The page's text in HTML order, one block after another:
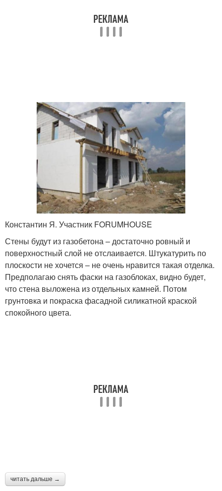
Константин Я. Участник FORUMHOUSE
Стены будут из газобетона – достаточно ровный и
поверхностный слой не отслаивается. Штукатурить по
плоскости не хочется – не очень нравится такая отделка.
Предполагаю снять фаски на газоблоках, видно будет,
что стена выложена из отдельных камней. Потом
грунтовка и покраска фасадной силикатной краской
спокойного цвета.
читать дальше →